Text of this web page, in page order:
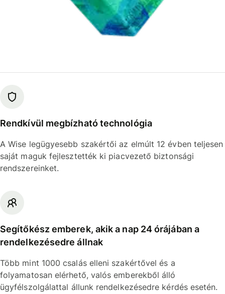
Rendkívül megbízható technológia
A Wise legügyesebb szakértői az elmúlt 12 évben teljesen
saját maguk fejlesztették ki piacvezető biztonsági
rendszereinket.
Segítőkész emberek, akik a nap 24 órájában a
rendelkezésedre állnak
Több mint 1000 csalás elleni szakértővel és a
folyamatosan elérhető, valós emberekből álló
ügyfélszolgálattal állunk rendelkezésedre kérdés esetén.